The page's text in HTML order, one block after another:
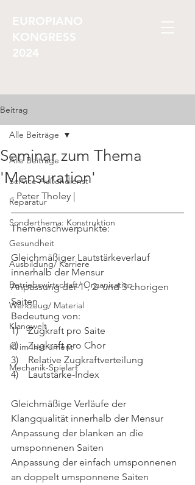
EUROPIANO
KONGRESS
2024
Beitrag
Alle Beiträge
Service Außendienst
Reparatur
Sonderthema: Konstruktion
Gesundheit
Ausbildung/ Karriere
Betriebswirtschaft/ Organisation
Werkzeug/ Material
Klangwelt
KI im Instrument
Mechanik-Spielart
Alle Beiträge
Seminar zum Thema
'Mensuration'
- Peter Tholey |
Themenschwerpunkte:
Gleichmäßiger Lautstärkeverlauf
innerhalb der Mensur
Anpassung der 1-, 2- und 3-chorigen
Saiten
Bedeutung von:
1)    Zugkraft pro Saite
2)    Zugkraft pro Chor
3)    Relative Zugkraftverteilung
4)    Lautstärke-Index
Gleichmäßige Verläufe der
Klangqualität innerhalb der Mensur
Anpassung der blanken an die
umsponnenen Saiten
Anpassung der einfach umsponnenen
an doppelt umsponnene Saiten